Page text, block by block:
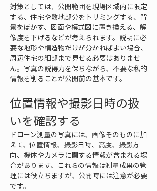
対策としては、公開範囲を現場区域内に限定
する、住宅や敷地部分をトリミングする、背
景をぼかす、図面や模式図に置き換える、解
像度を下げるなどが考えられます。説明に必
要な地形や構造物だけが分かればよい場合、
周辺住宅の細部まで見せる必要はありませ
ん。写真の説得力を保ちながら、不要な私的
情報を削ることが公開前の基本です。
位置情報や撮影日時の扱
いを確認する
ドローン測量の写真には、画像そのものに加
えて、位置情報、撮影日時、高度、撮影方
向、機体やカメラに関する情報が含まれる場
合があります。これらの情報は測量成果の管
理には役立ちますが、公開時には注意が必要
です。